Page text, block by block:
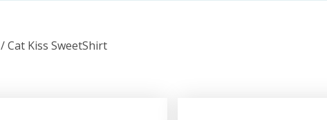
/ Cat Kiss SweetShirt